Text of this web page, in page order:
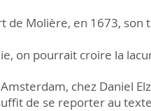
de Molière, en 1673,
on pourrait croire la
chez Daniel
de se reporter au